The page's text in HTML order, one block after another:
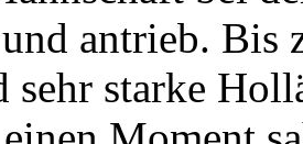
antrieb. Bis
sehr starke